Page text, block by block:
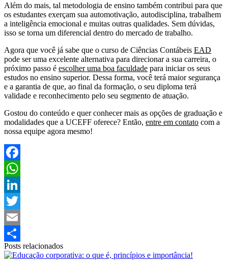
Além do mais, tal metodologia de ensino também contribui para que
os estudantes exerçam sua automotivação, autodisciplina, trabalhem
a inteligência emocional e muitas outras qualidades. Sem dúvidas,
isso se torna um diferencial dentro do mercado de trabalho.
Agora que você já sabe que o curso de Ciências Contábeis EAD
pode ser uma excelente alternativa para direcionar a sua carreira, o
próximo passo é escolher uma boa faculdade para iniciar os seus
estudos no ensino superior. Dessa forma, você terá maior segurança
e a garantia de que, ao final da formação, o seu diploma terá
validade e reconhecimento pelo seu segmento de atuação.
Gostou do conteúdo e quer conhecer mais as opções de graduação e
modalidades que a UCEFF oferece? Então, entre em contato com a
nossa equipe agora mesmo!
Facebook
WhatsApp
LinkedIn
Twitter
Email
Share
Posts relacionados